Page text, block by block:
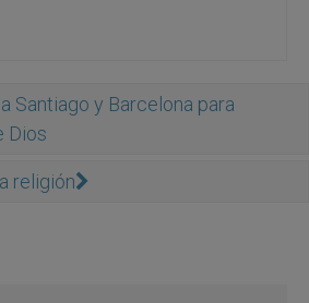
Santiago y Barcelona para
Dios
religión